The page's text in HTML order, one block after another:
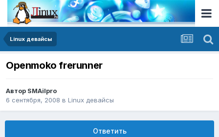
Linux девайсы
Openmoko frerunner
Автор SMAilpro
6 сентября, 2008 в Linux девайсы
Ответить